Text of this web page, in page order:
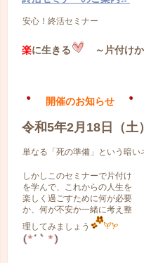
安心！終活セミナー
楽に生きる ～片付けか
開催のお知らせ
令和5年2月18日（
単なる「死の準備」という暗い
しかしこのセミナーで片付け
を学んで、これからの人生を
楽しく過ごすために何が必要
か、何が不安か一緒に考え整
理してみましょう